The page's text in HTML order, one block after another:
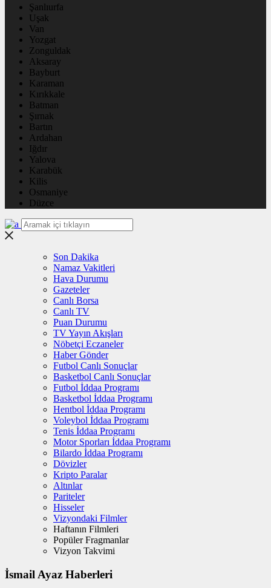
Şanlıurfa
Uşak
Van
Yozgat
Zonguldak
Aksaray
Bayburt
Karaman
Kırıkkale
Batman
Şırnak
Bartın
Ardahan
Iğdır
Yalova
Karabük
Kilis
Osmaniye
Düzce
Son Dakika
Namaz Vakitleri
Hava Durumu
Gazeteler
Canlı Borsa
Canlı TV
Puan Durumu
TV Yayın Akışları
Nöbetçi Eczaneler
Haber Gönder
Futbol Canlı Sonuçlar
Basketbol Canlı Sonuçlar
Futbol İddaa Programı
Basketbol İddaa Programı
Hentbol İddaa Programı
Voleybol İddaa Programı
Tenis İddaa Programı
Motor Sporları İddaa Programı
Bilardo İddaa Programı
Dövizler
Kripto Paralar
Altınlar
Pariteler
Hisseler
Vizyondaki Filmler
Haftanın Filmleri
Popüler Fragmanlar
Vizyon Takvimi
İsmail Ayaz Haberleri